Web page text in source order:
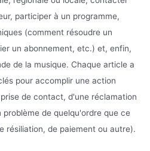
participer à un programme,
(comment résoudre un
un abonnement, etc.) et, enfin,
de la musique. Chaque article a
pour accomplir une action
de contact, d'une réclamation
de quelqu'ordre que ce
résiliation, de paiement ou autre).